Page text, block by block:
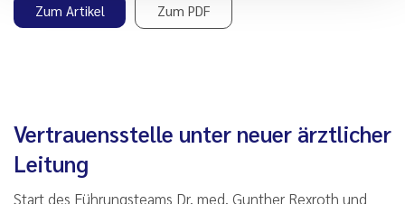
Zum Artikel Zum PDF
Vertrauensstelle unter neuer ärztlicher
Leitung
Start des Führungsteams Dr. med. Gunther Rexroth und